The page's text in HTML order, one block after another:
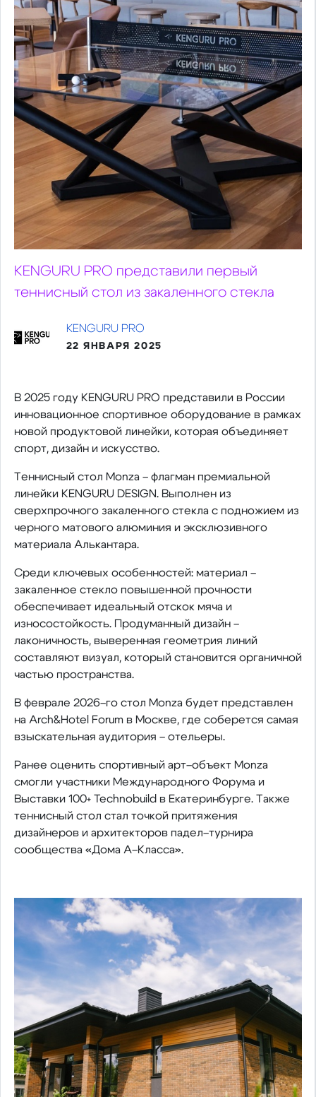
KENGURU PRO представили первый
теннисный стол из закаленного стекла
KENGURU PRO
22 ЯНВАРЯ 2025
В 2025 году KENGURU PRO представили в России
инновационное спортивное оборудование в рамках
новой продуктовой линейки, которая объединяет
спорт, дизайн и искусство.
Теннисный стол Monza – флагман премиальной
линейки KENGURU DESIGN. Выполнен из
сверхпрочного закаленного стекла с подножием из
черного матового алюминия и эксклюзивного
материала Алькантара.
Среди ключевых особенностей: материал –
закаленное стекло повышенной прочности
обеспечивает идеальный отскок мяча и
износостойкость. Продуманный дизайн –
лаконичность, выверенная геометрия линий
составляют визуал, который становится органичной
частью пространства.
В феврале 2026–го стол Monza будет представлен
на Arch&Hotel Forum в Москве, где соберется самая
взыскательная аудитория – отельеры.
Ранее оценить спортивный арт–объект Monza
смогли участники Международного Форума и
Выставки 100+ Technobuild в Екатеринбурге. Также
теннисный стол стал точкой притяжения
дизайнеров и архитекторов падел–турнира
сообщества «Дома A–Класса».